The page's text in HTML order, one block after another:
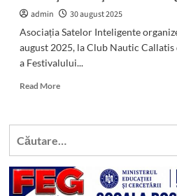
admin
30 august 2025
Asociația Satelor Inteligente
august 2025, la Club Nautic
a Festivalului...
Read MoreRead
(FOTO)
loc
a
Caută